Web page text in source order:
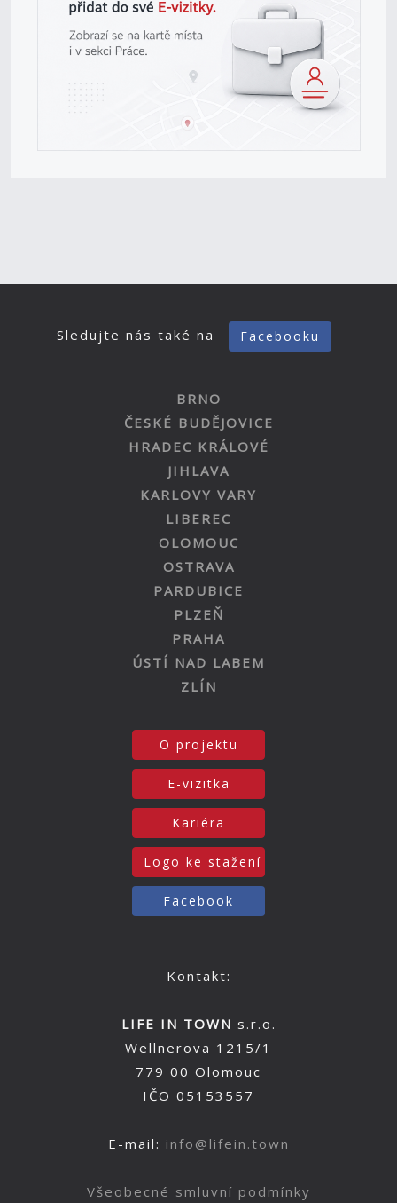
Sledujte nás také na Facebooku
BRNO
ČESKÉ BUDĚJOVICE
HRADEC KRÁLOVÉ
JIHLAVA
KARLOVY VARY
LIBEREC
OLOMOUC
OSTRAVA
PARDUBICE
PLZEŇ
PRAHA
ÚSTÍ NAD LABEM
ZLÍN
O projektu
E-vizitka
Kariéra
Logo ke stažení
Facebook
Kontakt:
LIFE IN TOWN s.r.o.
Wellnerova 1215/1
779 00 Olomouc
IČO 05153557
E-mail: info@lifein.town
Všeobecné smluvní podmínky